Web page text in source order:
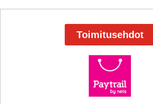
Toimitusehdot